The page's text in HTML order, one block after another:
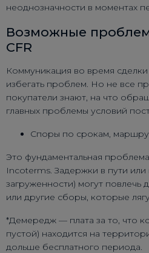
неоднозначности в моментах
Возможные
CFR
Коммуникация во время
избегать проблем. Но не все
покупатели знают, на что
главных проблемы условий
Споры по срокам,
Это фундаментальная
Incoterms. Задержки в пути или
загруженности) могут повлечь
или другие сборы, которые
*Демередж — плата за то, что
пустой) находится на
дольше бесплатного периода.